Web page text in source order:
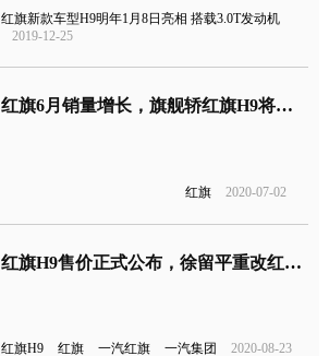
红旗新款车型H9明年1月8日亮相 搭载3.0T发动机
2019-12-25
红旗6月销量增长，旗舰轿红旗H9将于7月上市
红旗 2020-07-02
红旗H9售价正式公布，徐留平重改红旗销量目标
红旗H9 红旗 一汽红旗 一汽集团 2020-08-23